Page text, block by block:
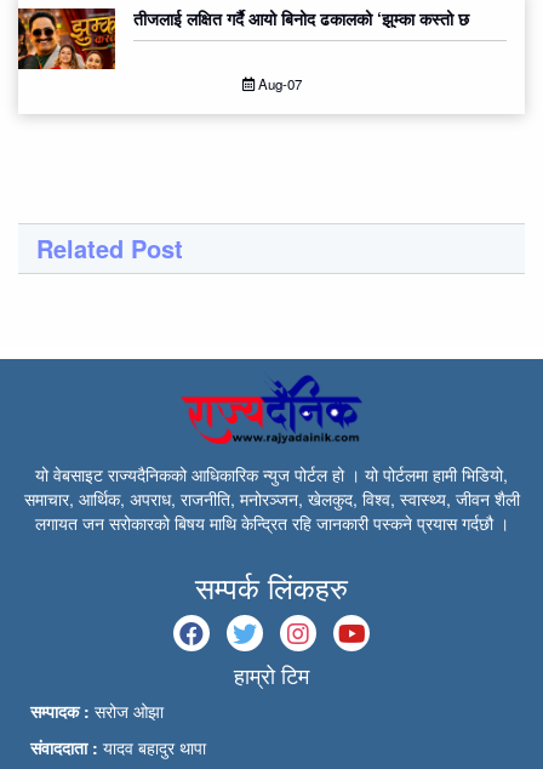
तीजलाई लक्षित गर्दै आयो बिनोद ढकालको ‘झुम्का कस्तो छ
Aug-07
Related Post
यो वेबसाइट राज्यदैनिकको आधिकारिक न्युज पोर्टल हो । यो पोर्टलमा हामी भिडियो,
समाचार, आर्थिक, अपराध, राजनीति, मनोरञ्जन, खेलकुद, विश्व, स्वास्थ्य, जीवन शैली
लगायत जन सरोकारको बिषय माथि केन्द्रित रहि जानकारी पस्कने प्रयास गर्दछौ ।
सम्पर्क लिंकहरु
हाम्रो टिम
सम्पादक : सरोज ओझा
संवाददाता : यादव बहादुर थापा